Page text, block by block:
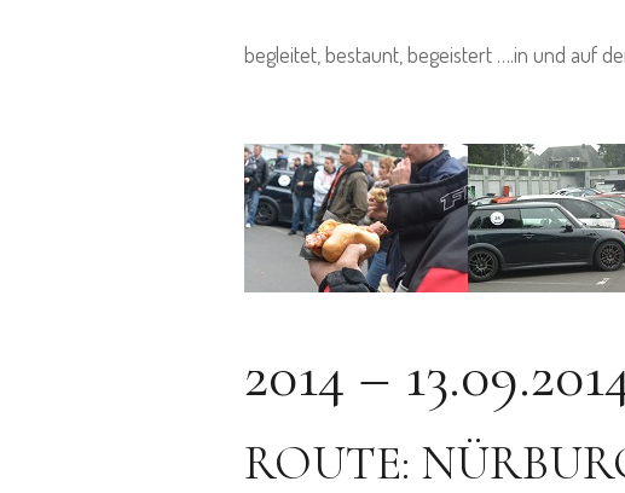
begleitet, bestaunt, begeistert ….in und auf
2014 –
ROUTE: